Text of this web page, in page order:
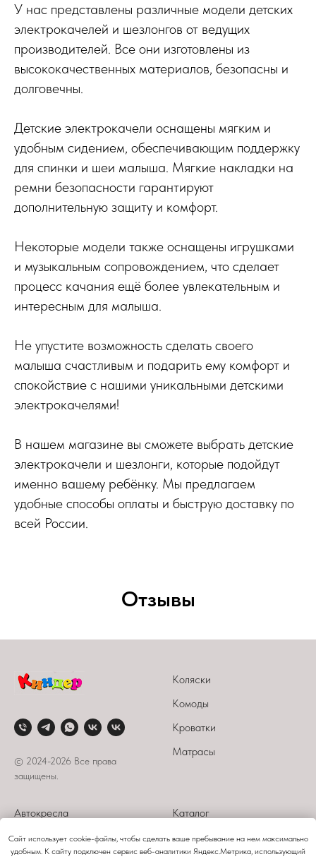
У нас представлены различные модели детских
электрокачелей и шезлонгов от ведущих
производителей. Все они изготовлены из
высококачественных материалов, безопасны и
долговечны.
Детские электрокачели оснащены мягким и
удобным сидением, обеспечивающим поддержку
для спинки и шеи малыша. Мягкие накладки на
ремни безопасности гарантируют
дополнительную защиту и комфорт.
Некоторые модели также оснащены игрушками
и музыкальным сопровождением, что сделает
процесс качания ещё более увлекательным и
интересным для малыша.
Не упустите возможность сделать своего
малыша счастливым и подарить ему комфорт и
спокойствие с нашими уникальными детскими
электрокачелями!
В нашем магазине вы сможете выбрать детские
электрокачели и шезлонги, которые подойдут
именно вашему ребёнку. Мы предлагаем
удобные способы оплаты и быструю доставку по
всей России.
Сайт использует cookie-файлы, чтобы сделать ваше пребывание на нем максимально
удобным. К сайту подключен сервис веб-аналитики Яндекс.Метрика, использующий
Отзывы
© 2024-2026 Все права
защищены.
Коляски
Комоды
Кроватки
Матрасы
Автокресла
Стульчики
Каталог
О компании